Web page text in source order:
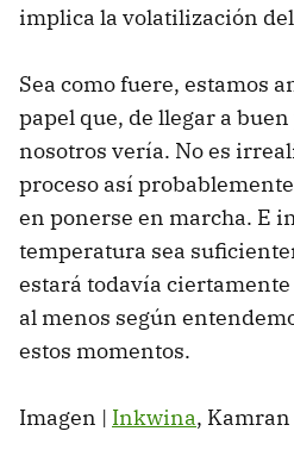
implica la volatilización
Sea como fuere, estamos
papel que, de llegar a
nosotros vería. No es
proceso así
en ponerse en marcha. E
temperatura sea
estará todavía
al menos según
estos momentos.
Imagen | Inkwina,